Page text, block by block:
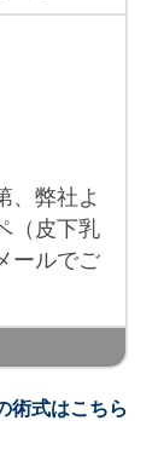
、弊社よ
（皮下乳
ールでご
術式はこちら